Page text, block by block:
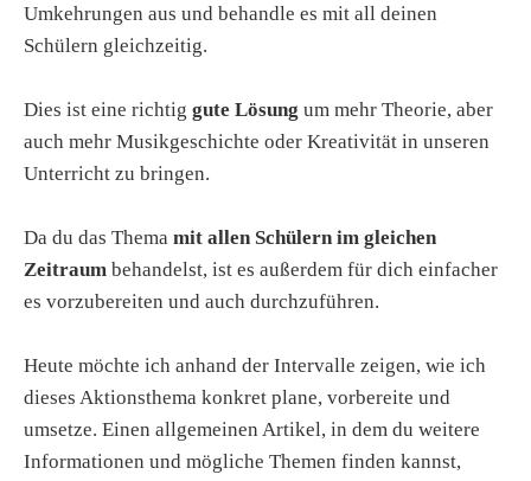
Umkehrungen aus und behandle es mit all deinen
Schülern gleichzeitig.
Dies ist eine richtig gute Lösung um mehr Theorie, aber
auch mehr Musikgeschichte oder Kreativität in unseren
Unterricht zu bringen.
Da du das Thema mit allen Schülern im gleichen
Zeitraum behandelst, ist es außerdem für dich einfacher
es vorzubereiten und auch durchzuführen.
Heute möchte ich anhand der Intervalle zeigen, wie ich
dieses Aktionsthema konkret plane, vorbereite und
umsetze. Einen allgemeinen Artikel, in dem du weitere
Informationen und mögliche Themen finden kannst,